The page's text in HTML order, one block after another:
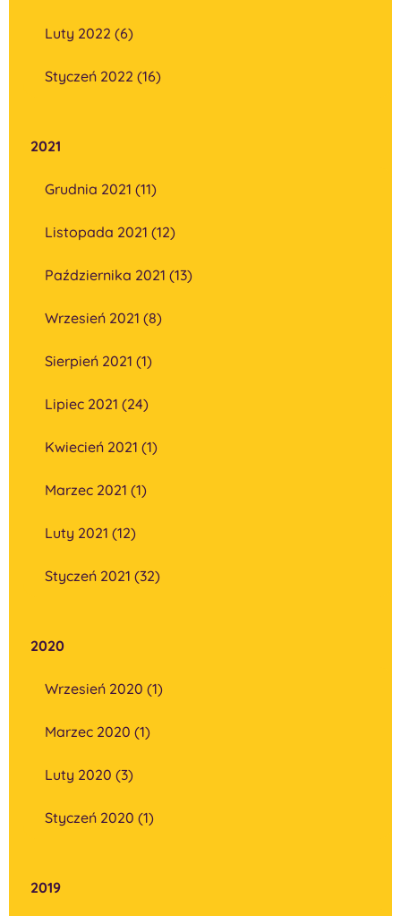
Luty 2022 (6)
Styczeń 2022 (16)
2021
Grudnia 2021 (11)
Listopada 2021 (12)
Października 2021 (13)
Wrzesień 2021 (8)
Sierpień 2021 (1)
Lipiec 2021 (24)
Kwiecień 2021 (1)
Marzec 2021 (1)
Luty 2021 (12)
Styczeń 2021 (32)
2020
Wrzesień 2020 (1)
Marzec 2020 (1)
Luty 2020 (3)
Styczeń 2020 (1)
2019